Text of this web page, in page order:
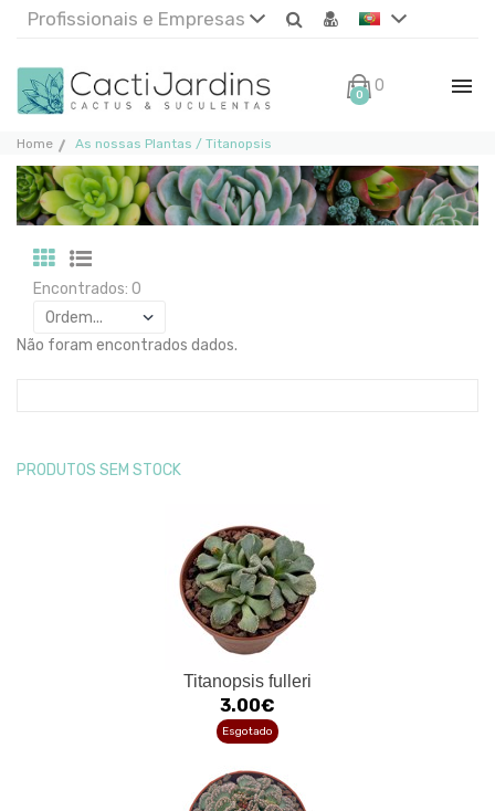
Profissionais e Empresas
0 0€
Home As nossas Plantas / Titanopsis
Encontrados: 0
Não foram encontrados dados.
PRODUTOS SEM STOCK
Titanopsis fulleri
3.00€
Esgotado